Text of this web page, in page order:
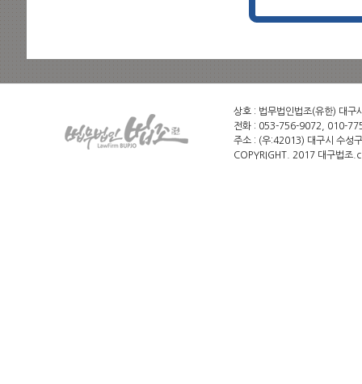
상호 : 법무법인법조(유한) 대
전화 : 053-756-9072, 010-
주소 : (우:42013) 대구시 수성
COPYRIGHT. 2017 대구법조